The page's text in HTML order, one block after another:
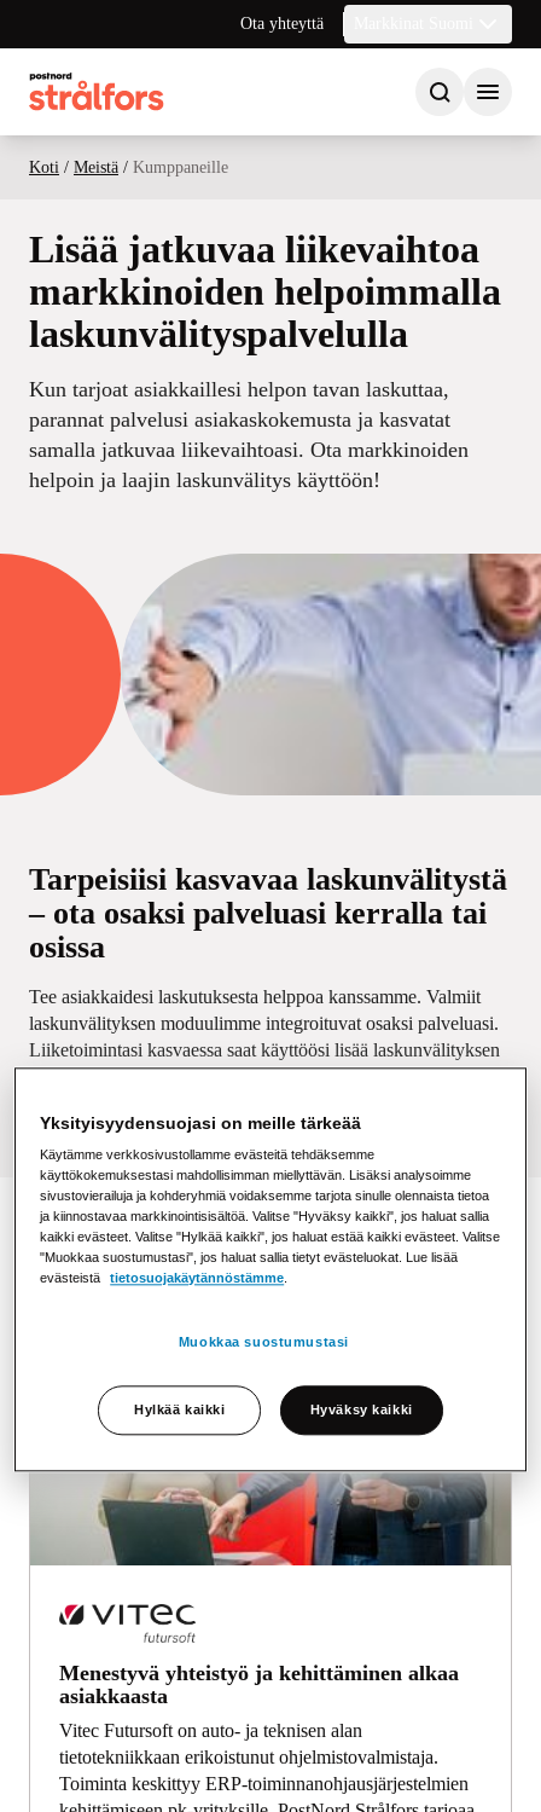
Ota yhteyttä
Koti / Meistä / Kumppaneille
Lisää jatkuvaa liikevaihtoa
markkinoiden helpoimmalla
laskunvälityspalvelulla
Kun tarjoat asiakkaillesi helpon tavan laskuttaa,
parannat palvelusi asiakaskokemusta ja kasvatat
samalla jatkuvaa liikevaihtoasi. Ota markkinoiden
helpoin ja laajin laskunvälitys käyttöön!
Tarpeisiisi kasvavaa laskunvälitystä
– ota osaksi palveluasi kerralla tai
osissa
Tee asiakkaidesi laskutuksesta helppoa kanssamme. Valmiit
laskunvälityksen moduulimme integroituvat osaksi palveluasi.
Liiketoimintasi kasvaessa saat käyttöösi lisää laskunvälityksen
palveluita helposti – yhden tai useampia kerrallaan.
Kumppanitarinamme
Menestyvä yhteistyö ja kehittäminen alkaa
asiakkaasta
Vitec Futursoft on auto- ja teknisen alan
tietotekniikkaan erikoistunut ohjelmistovalmistaja.
Toiminta keskittyy ERP-toiminnanohjausjärjestelmien
Yksityisyydensuojasi on meille tärkeää
Käytämme verkkosivustollamme evästeitä tehdäksemme
käyttökokemuksestasi mahdollisimman miellyttävän. Lisäksi analysoimme
sivustovierailuja ja kohderyhmiä voidaksemme tarjota sinulle olennaista tietoa
ja kiinnostavaa markkinointisisältöä. Valitse "Hyväksy kaikki", jos haluat sallia
kaikki evästeet. Valitse "Hylkää kaikki", jos haluat estää kaikki evästeet. Valitse
"Muokkaa suostumustasi", jos haluat sallia tietyt evästeluokat. Lue lisää
evästeistä
tietosuojakäytännöstämme.
Muokkaa suostumustasi
Hylkää kaikki Hyväksy kaikki